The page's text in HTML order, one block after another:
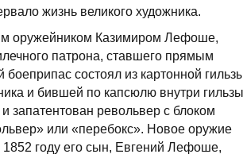
жизнь великого художника.
оружейником Казимиром Лефоше,
патрона, ставшего прямым
состоял из картонной
и бившей по капсюлю внутри
запатентован револьвер с блоком
или «перебокс». Новое оружие
1852 году его сын, Евгений Лефоше,